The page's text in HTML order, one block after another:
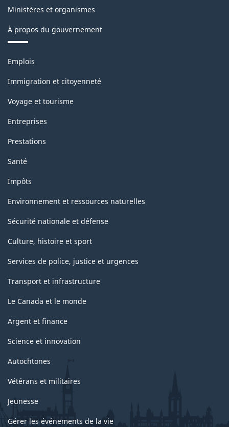
Ministères et organismes
À propos du gouvernement
Thèmes
sujets
Emplois
Immigration et citoyenneté
Voyage et tourisme
Entreprises
Prestations
Santé
Impôts
Environnement et ressources naturelles
Sécurité nationale et défense
Culture, histoire et sport
Services de police, justice et urgences
Transport et infrastructure
Le Canada et le monde
Argent et finance
Science et innovation
Autochtones
Vétérans et militaires
Jeunesse
Gérer les événements de la vie